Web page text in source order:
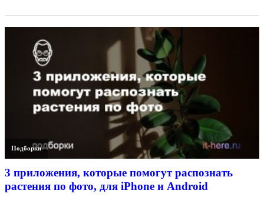
Подборки
3 приложения, которые помогут распознать
растения по фото, для iPhone и Android